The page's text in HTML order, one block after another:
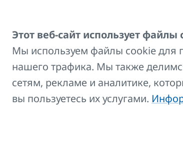
Контакты:
E-mail
info@korado.cz
Этот веб-сайт использует файлы
Мы используем файлы cookie для
нашего трафика. Мы также
сетям, рекламе и аналитике,
вы пользуетесь их услугами.